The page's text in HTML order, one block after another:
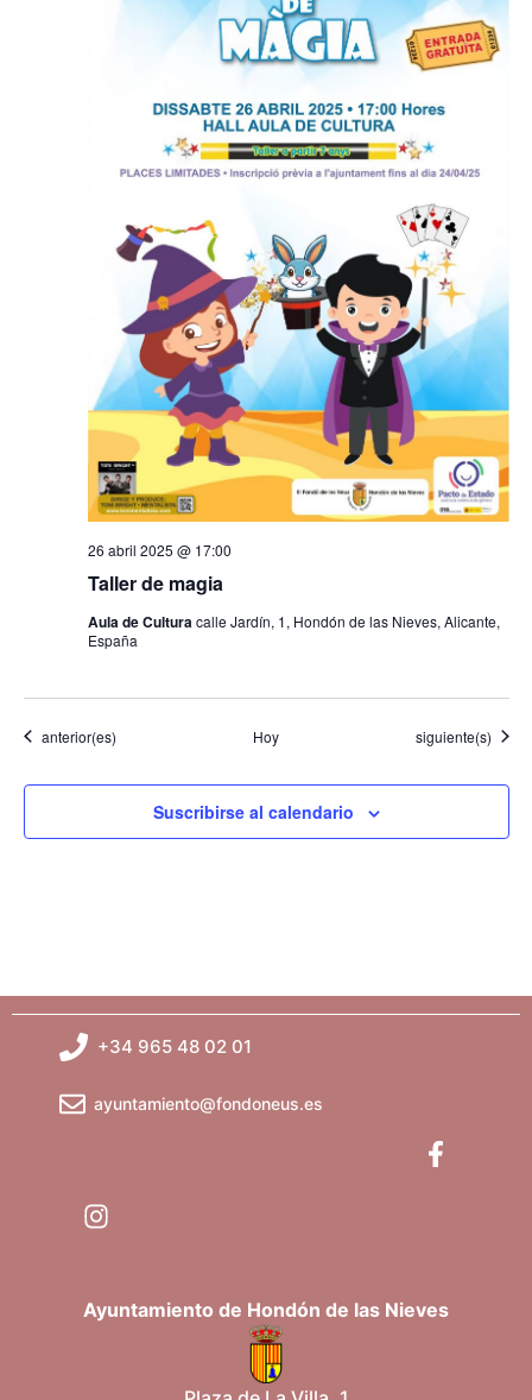
Taller de magia
26 abril 2025 @ 17:00
Aula de Culturacalle Jardín, 1, Hondón de las Nieves, Alicante,
España
Eventos
anterior(es) Hoy Eventos
siguiente(s)
Suscribirse al calendario
+34 965 48 02 01
ayuntamiento@fondoneus.es
Ayuntamiento de Hondón de las Nieves